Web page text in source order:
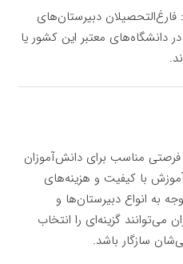
: فارغ‌التحصیلان دبیرستان‌های
دانشگاه‌های معتبر این کشور یا
مناسب برای دانش‌آموزان
با کیفیت و هزینه‌های
به انواع دبیرستان‌ها و
می‌توانند گزینه‌ای را انتخاب
سازگار باشد.